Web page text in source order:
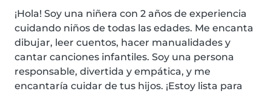
¡Hola! Soy una niñera con 2 años de experiencia
cuidando niños de todas las edades. Me encanta
dibujar, leer cuentos, hacer manualidades y
cantar canciones infantiles. Soy una persona
responsable, divertida y empática, y me
encantaría cuidar de tus hijos. ¡Estoy lista para